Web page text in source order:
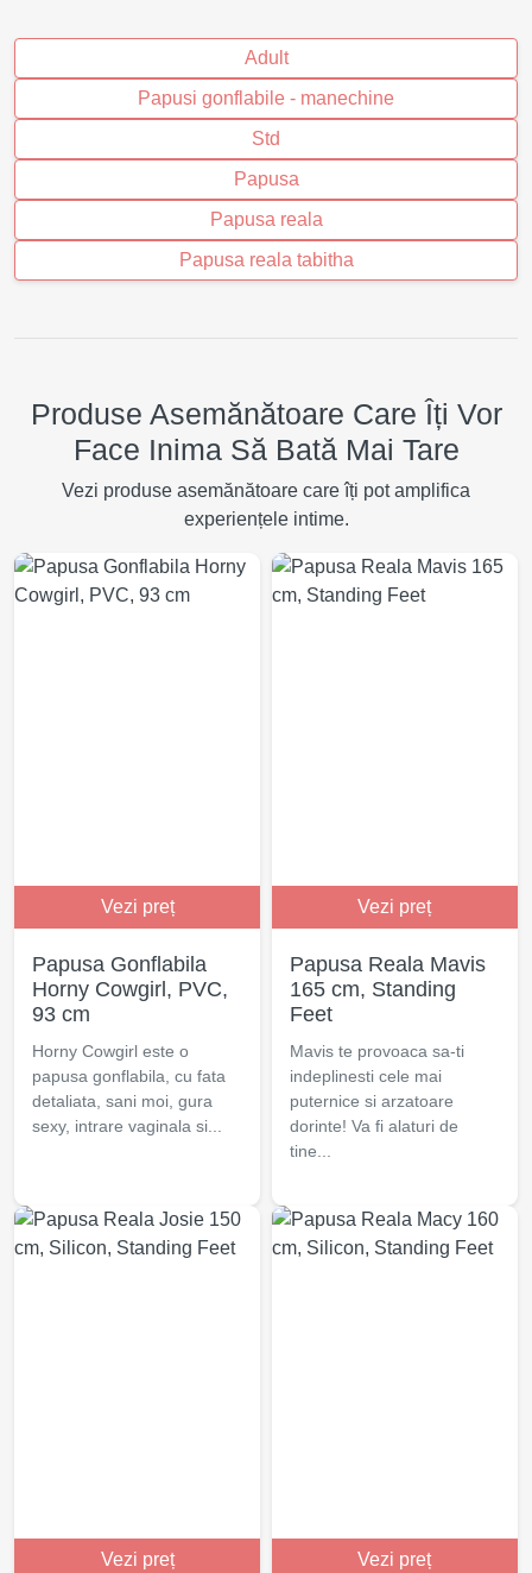
Adult
Papusi gonflabile - manechine
Std
Papusa
Papusa reala
Papusa reala tabitha
Produse Asemănătoare Care Îți Vor
Face Inima Să Bată Mai Tare
Vezi produse asemănătoare care îți pot amplifica
experiențele intime.
Vezi preț
Papusa Gonflabila
Horny Cowgirl, PVC,
93 cm
Horny Cowgirl este o
papusa gonflabila, cu fata
detaliata, sani moi, gura
sexy, intrare vaginala si...
Vezi preț
Papusa Reala Mavis
165 cm, Standing
Feet
Mavis te provoaca sa-ti
indeplinesti cele mai
puternice si arzatoare
dorinte! Va fi alaturi de
tine...
Vezi preț Vezi preț